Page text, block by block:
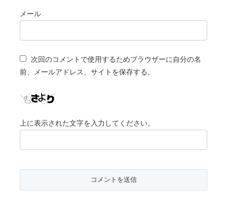
メール
次回のコメントで使用するためブラウザーに自分の名
前、メールアドレス、サイトを保存する。
上に表示された文字を入力してください。